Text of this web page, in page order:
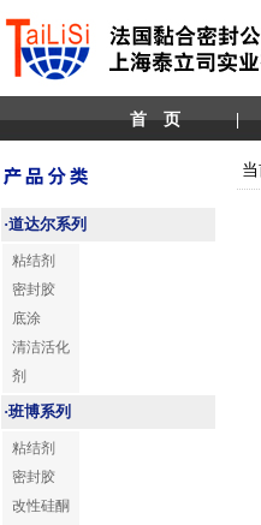
首 页
·道达尔系列
粘结剂
密封胶
底涂
清洁活化
剂
·班博系列
粘结剂
密封胶
改性硅酮